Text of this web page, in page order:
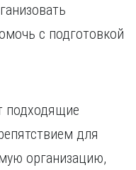
с подготовкой
подходящие
для
организацию,